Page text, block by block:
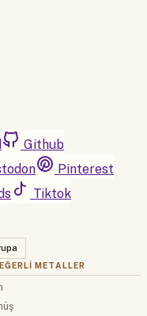
Github
Pinterest
Tiktok
METALLER